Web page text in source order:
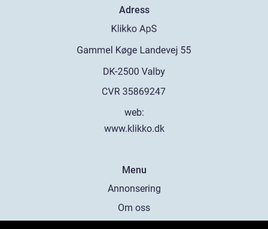
Adress
web:
www.klikko.dk
Menu
Annonsering
Om oss